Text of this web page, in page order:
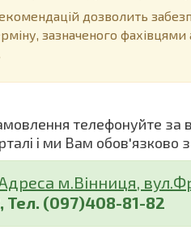
дозволить
зазначеного
телефонуйте за
і ми Вам обов'язково
м.Вінниця,
(097)408-81-82